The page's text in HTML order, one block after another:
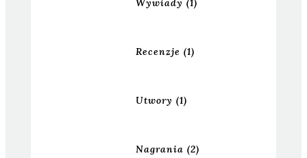
Wywiady (1)
Recenzje (1)
Utwory (1)
Nagrania (2)